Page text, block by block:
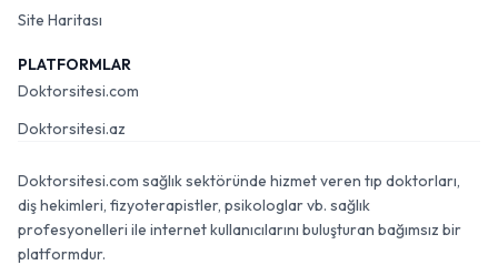
Site Haritası
PLATFORMLAR
Doktorsitesi.com
Doktorsitesi.az
Doktorsitesi.com sağlık sektöründe hizmet veren tıp doktorları,
diş hekimleri, fizyoterapistler, psikologlar vb. sağlık
profesyonelleri ile internet kullanıcılarını buluşturan bağımsız bir
platformdur.